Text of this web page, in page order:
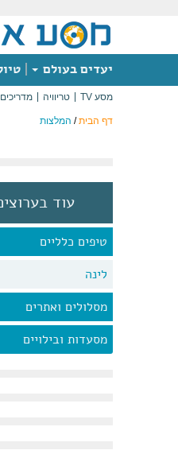
יעדים בעולם
מסע TV טריוויה מדריכים
דף הבית/ המלצות
עוד
טיפים כלליים
לינה
מסלולים ואתרים
מסעדות ובילויים